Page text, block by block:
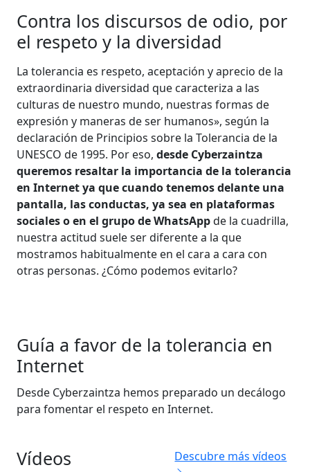
Contra los discursos de odio, por
el respeto y la diversidad
La tolerancia es respeto, aceptación y aprecio de la
extraordinaria diversidad que caracteriza a las
culturas de nuestro mundo, nuestras formas de
expresión y maneras de ser humanos», según la
declaración de Principios sobre la Tolerancia de la
UNESCO de 1995. Por eso, desde Cyberzaintza
queremos resaltar la importancia de la tolerancia
en Internet ya que cuando tenemos delante una
pantalla, las conductas, ya sea en plataformas
sociales o en el grupo de WhatsAppde la cuadrilla,
nuestra actitud suele ser diferente a la que
mostramos habitualmente en el cara a cara con
otras personas. ¿Cómo podemos evitarlo?
Guía a favor de la tolerancia en
Internet
Desde Cyberzaintza hemos preparado un decálogo
para fomentar el respeto en Internet.
Vídeos
Descubre más vídeos